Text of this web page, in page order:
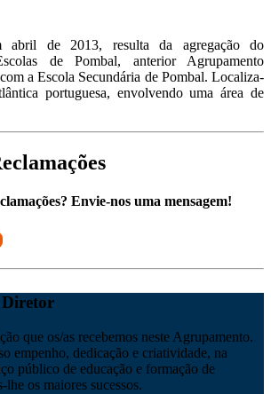
de 2013, resulta da agregação do
de Pombal, anterior Agrupamento
a Escola Secundária de Pombal. Localiza-
portuguesa, envolvendo uma área de
Envie-nos uma mensagem!
Diretor
que os/as recebemos neste Agrupamento.
empenho, dedicação e criatividade, na
público de educação e formação de
os maiores sucessos.